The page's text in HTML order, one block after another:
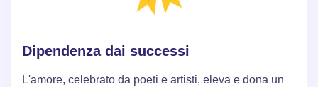
Dipendenza dai successi
L'amore, celebrato da poeti e artisti, eleva e dona un